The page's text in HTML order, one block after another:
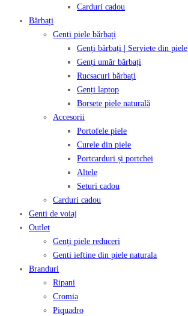
Carduri cadou
Bărbați
Genți piele bărbați
Genți bărbați | Serviete din piele
Genți umăr bărbați
Rucsacuri bărbați
Genți laptop
Borsete piele naturală
Accesorii
Portofele piele
Curele din piele
Portcarduri și portchei
Altele
Seturi cadou
Carduri cadou
Genti de voiaj
Outlet
Genți piele reduceri
Genti ieftine din piele naturala
Branduri
Ripani
Cromia
Piquadro